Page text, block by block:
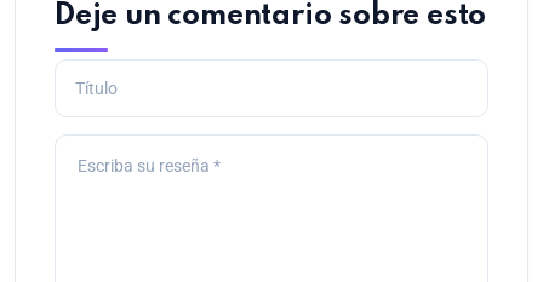
Deje un comentario sobre esto